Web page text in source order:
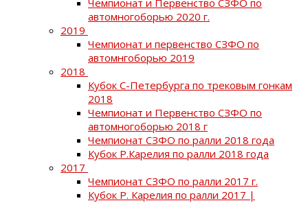
автомногоборью 2020 г.
2019
Чемпионат и первенство СЗФО по
автомнгоборью 2019
2018
Кубок С-Петербурга по трековым гонкам
2018
Чемпионат и Первенство СЗФО по
автомногоборью 2018 г
Чемпионат СЗФО по ралли 2018 года
Кубок Р.Карелия по ралли 2018 года
2017
Чемпионат СЗФО по ралли 2017 г.
Кубок Р. Карелия по ралли 2017 |